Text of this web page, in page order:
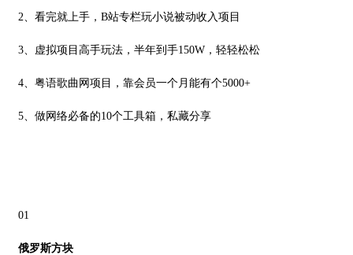
2、看完就上手，B站专栏玩小说被动收入项目
3、虚拟项目高手玩法，半年到手150W，轻轻松松
4、粤语歌曲网项目，靠会员一个月能有个5000+
5、做网络必备的10个工具箱，私藏分享
01
俄罗斯方块